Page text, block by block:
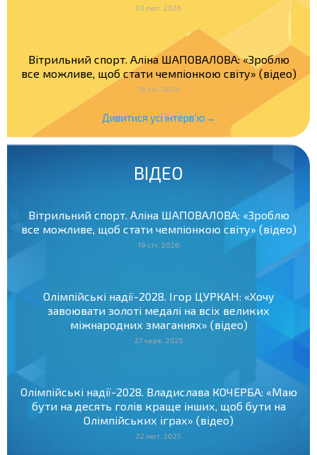
03 лют. 2026
Вітрильний спорт. Аліна ШАПОВАЛОВА: «Зроблю
все можливе, щоб стати чемпіонкою світу» (відео)
19 січ. 2026
Дивитися усі інтерв'ю→
ВІДЕО
Вітрильний спорт. Аліна ШАПОВАЛОВА: «Зроблю
все можливе, щоб стати чемпіонкою світу» (відео)
19 січ. 2026
Олімпійські надії-2028. Ігор ЦУРКАН: «Хочу
завоювати золоті медалі на всіх великих
міжнародних змаганнях» (відео)
27 черв. 2025
Олімпійські надії-2028. Владислава КОЧЕРБА: «Маю
бути на десять голів краще інших, щоб бути на
Олімпійських іграх» (відео)
22 лют. 2025